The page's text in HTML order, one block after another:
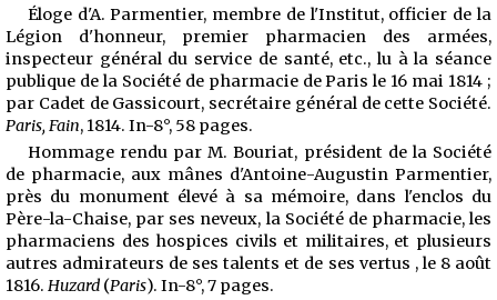
Éloge d'A. Parmentier, membre de l'Institut, officier de la
Légion d'honneur, premier pharmacien des armées,
inspecteur général du service de santé, etc., lu à la séance
publique de la Société de pharmacie de Paris le 16 mai 1814 ;
par Cadet de Gassicourt, secrétaire général de cette Société.
Paris, Fain, 1814. In-8°, 58 pages.
Hommage rendu par M. Bouriat, président de la Société
de pharmacie, aux mânes d'Antoine-Augustin Parmentier,
près du monument élevé à sa mémoire, dans l'enclos du
Père-la-Chaise, par ses neveux, la Société de pharmacie, les
pharmaciens des hospices civils et militaires, et plusieurs
autres admirateurs de ses talents et de ses vertus , le 8 août
1816. Huzard (Paris). In-8°, 7 pages.